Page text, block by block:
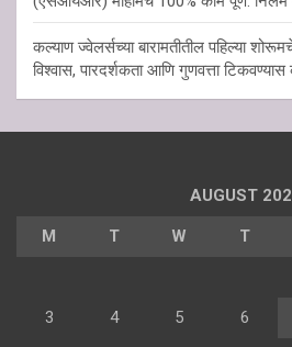
कल्याण ज्वेलर्सच्या बारामतीतील पहिल्या
विश्वास, पारदर्शकता आणि गुणवत्ता टिकवण्यास
AUGUST
M T W T
3 4 5 6